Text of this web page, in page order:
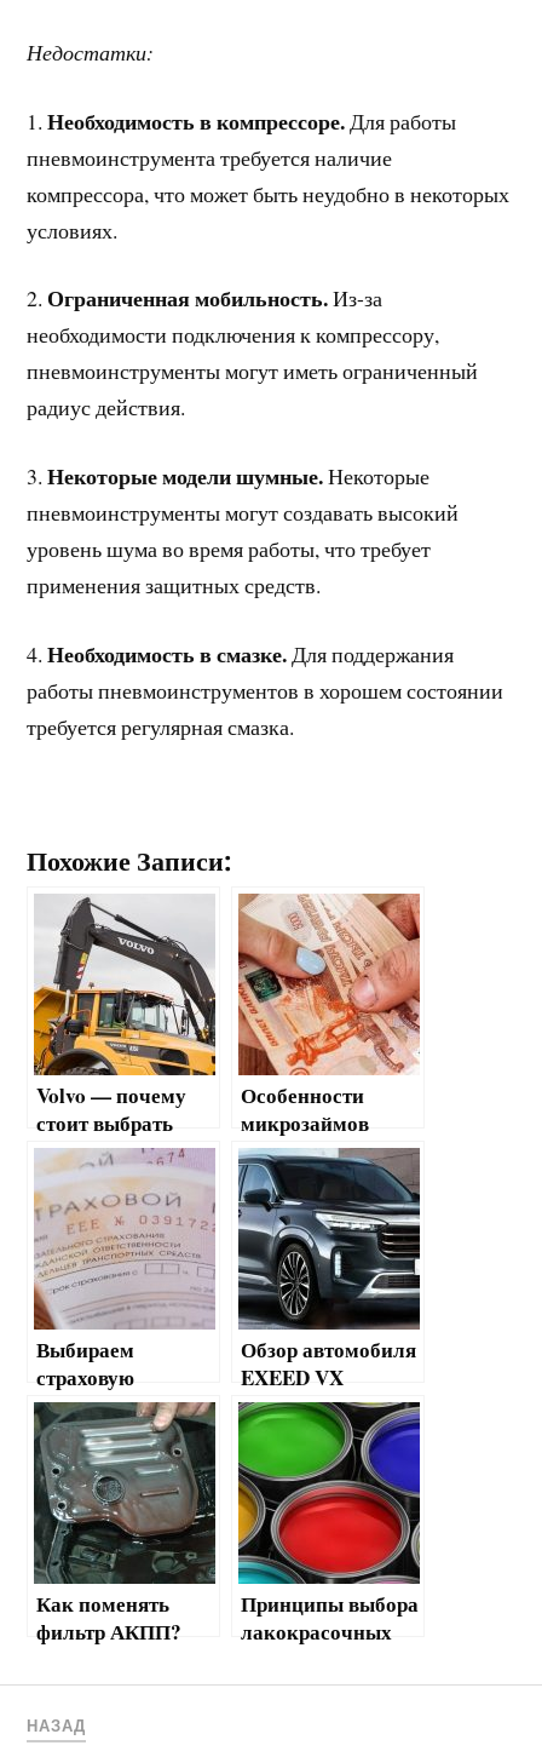
Недостатки:
1.Необходимость в компрессоре. Для работы
пневмоинструмента требуется наличие
компрессора, что может быть неудобно в некоторых
условиях.
2. Ограниченная мобильность.Из-за
необходимости подключения к компрессору,
пневмоинструменты могут иметь ограниченный
радиус действия.
3.Некоторые модели шумные.Некоторые
пневмоинструменты могут создавать высокий
уровень шума во время работы, что требует
применения защитных средств.
4.Необходимость в смазке.Для поддержания
работы пневмоинструментов в хорошем состоянии
требуется регулярная смазка.
Похожие Записи:
Volvo — почему
стоит выбрать
технику этого
бренда?
Особенности
микрозаймов
Выбираем
страховую
компанию для
покупки ОСАГО
Обзор автомобиля
EXEED VX
Как поменять
фильтр АКПП?
Принципы выбора
лакокрасочных
НАЗАД